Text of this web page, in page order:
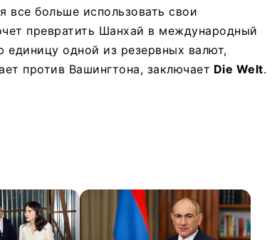
все больше использовать свои
превратить Шанхай в международный
одной из резервных валют,
против Вашингтона, заключает Die Welt.